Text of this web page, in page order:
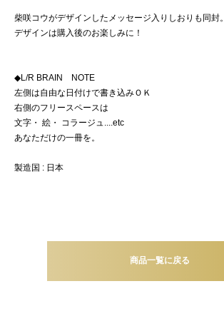
柴咲コウがデザインしたメッセージ入りしおりも同封。
デザインは購入後のお楽しみに！
◆L/R BRAIN NOTE
左側は自由な日付けで書き込みＯＫ
右側のフリースペースは
文字・ 絵・ コラージュ....etc
あなただけの一冊を。
製造国 : 日本
商品一覧に戻る